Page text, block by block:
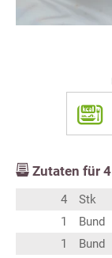
Zutaten für 4
4 Stk
1
Bund
1
Bund